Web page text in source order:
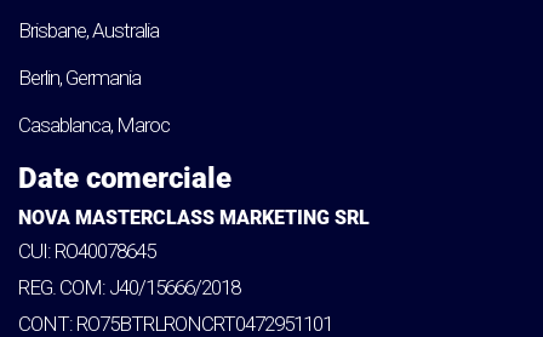
Brisbane, Australia
Berlin, Germania
Casablanca, Maroc
Date comerciale
NOVA MASTERCLASS MARKETING SRL
CUI: RO40078645
REG. COM: J40/15666/2018
CONT: RO75BTRLRONCRT0472951101